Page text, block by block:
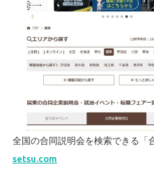
全国の合同説明会を検索できる
setsu.com